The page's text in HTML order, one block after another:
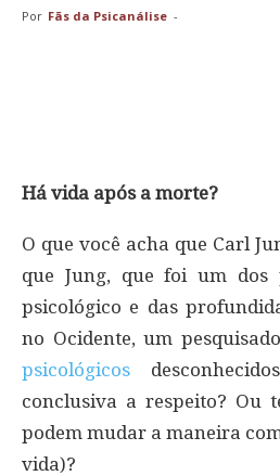
Por Fãs da Psicanálise -
Há vida após a morte?
O que você acha que Carl
que Jung, que foi um dos
psicológico e das
no Ocidente, um
psicológicos
conclusiva a respeito? Ou
podem mudar a maneira
vida)?